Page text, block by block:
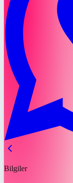
Bilgiler